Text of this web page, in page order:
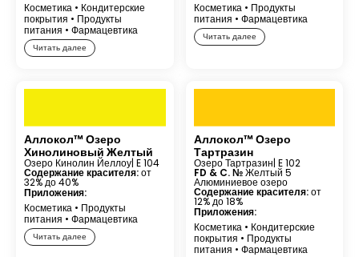
Косметика • Кондитерские
покрытия • Продукты
питания • Фармацевтика
Читать далее
Косметика• Продукты
питания • Фармацевтика
Читать далее
Аллокол™ Озеро
Хинолиновый Желтый
Озеро Кинолин Йеллоу| E 104
Содержание красителя:от
32% до 40%
Приложения:
Косметика • Продукты
питания • Фармацевтика
Читать далее
Аллокол™ Озеро
Тартразин
Озеро Тартразин| E 102
FD & C. №Желтый 5
Алюминиевое озеро
Содержание красителя:от
12% до 18%
Приложения:
Косметика• Кондитерские
покрытия • Продукты
питания • Фармацевтика